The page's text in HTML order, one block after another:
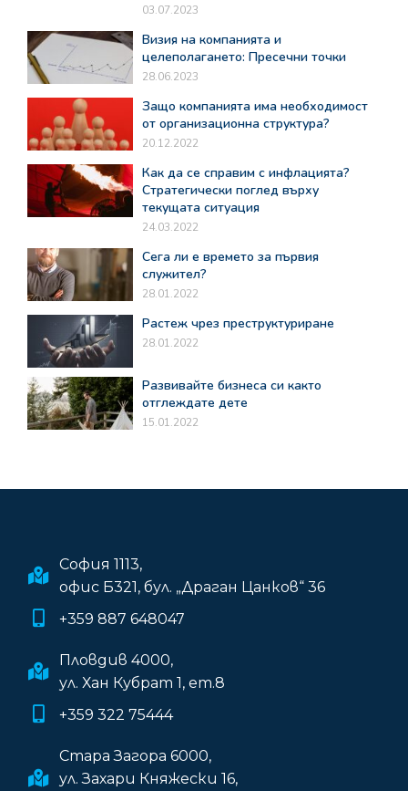
03.07.2023
Визия на компанията и
целеполагането: Пресечни точки
28.06.2023
Защо компанията има необходимост
от организационна структура?
20.12.2022
Как да се справим с инфлацията?
Стратегически поглед върху
текущата ситуация
24.03.2022
Сега ли е времето за първия
служител?
28.01.2022
Растеж чрез преструктуриране
28.01.2022
Развивайте бизнеса си както
отглеждате дете
15.01.2022
София 1113,
офис Б321, бул. „Драган Цанков“ 36
+359 887 648047
Пловдив 4000,
ул. Хан Кубрат 1, ет.8
+359 322 75444
Стара Загора 6000,
ул. Захари Княжески 16,